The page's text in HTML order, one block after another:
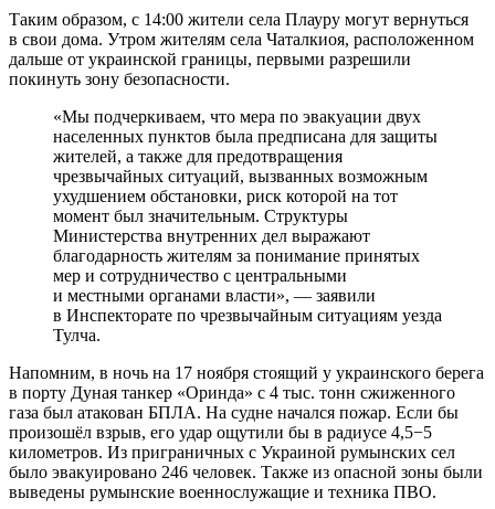
Таким образом, с 14:00 жители села Плауру могут вернуться
в свои дома. Утром жителям села Чаталкиоя, расположенном
дальше от украинской границы, первыми разрешили
покинуть зону безопасности.
«Мы подчеркиваем, что мера по эвакуации двух
населенных пунктов была предписана для защиты
жителей, а также для предотвращения
чрезвычайных ситуаций, вызванных возможным
ухудшением обстановки, риск которой на тот
момент был значительным. Структуры
Министерства внутренних дел выражают
благодарность жителям за понимание принятых
мер и сотрудничество с центральными
и местными органами власти», — заявили
в Инспекторате по чрезвычайным ситуациям уезда
Тулча.
Напомним, в ночь на 17 ноября стоящий у украинского берега
в порту Дуная танкер «Оринда» с 4 тыс. тонн сжиженного
газа был атакован БПЛА. На судне начался пожар. Если бы
произошёл взрыв, его удар ощутили бы в радиусе 4,5−5
километров. Из приграничных с Украиной румынских сел
было эвакуировано 246 человек. Также из опасной зоны были
выведены румынские военнослужащие и техника ПВО.